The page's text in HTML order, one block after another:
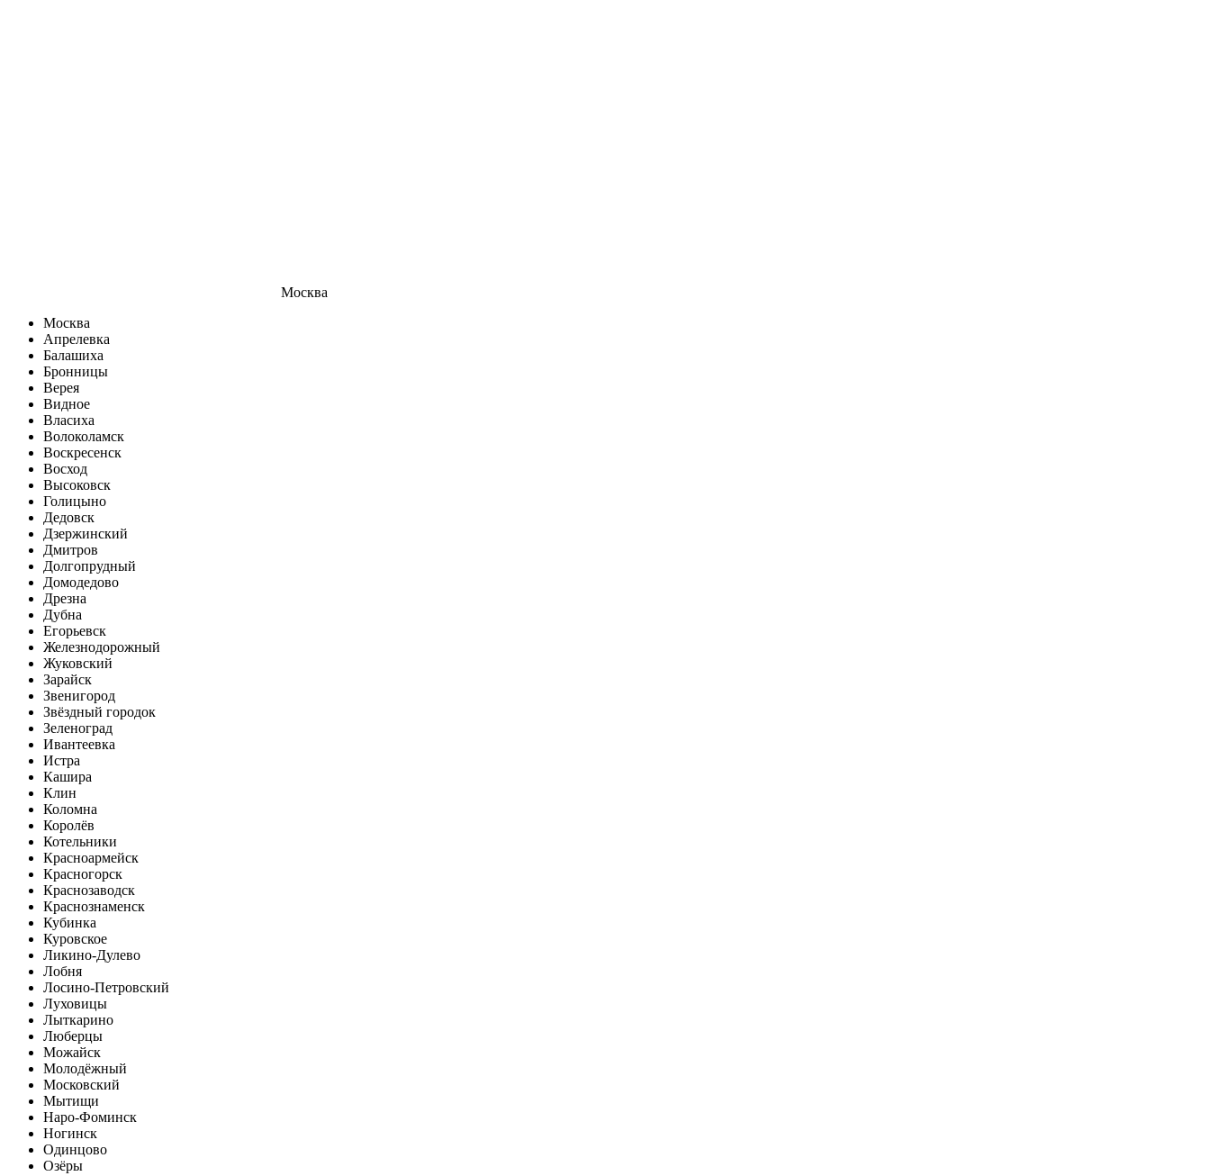
Москва
Москва
Апрелевка
Балашиха
Бронницы
Верея
Видное
Власиха
Волоколамск
Воскресенск
Восход
Высоковск
Голицыно
Дедовск
Дзержинский
Дмитров
Долгопрудный
Домодедово
Дрезна
Дубна
Егорьевск
Железнодорожный
Жуковский
Зарайск
Звенигород
Звёздный городок
Зеленоград
Ивантеевка
Истра
Кашира
Клин
Коломна
Королёв
Котельники
Красноармейск
Красногорск
Краснозаводск
Краснознаменск
Кубинка
Куровское
Ликино-Дулево
Лобня
Лосино-Петровский
Луховицы
Лыткарино
Люберцы
Можайск
Молодёжный
Московский
Мытищи
Наро-Фоминск
Ногинск
Одинцово
Озёры